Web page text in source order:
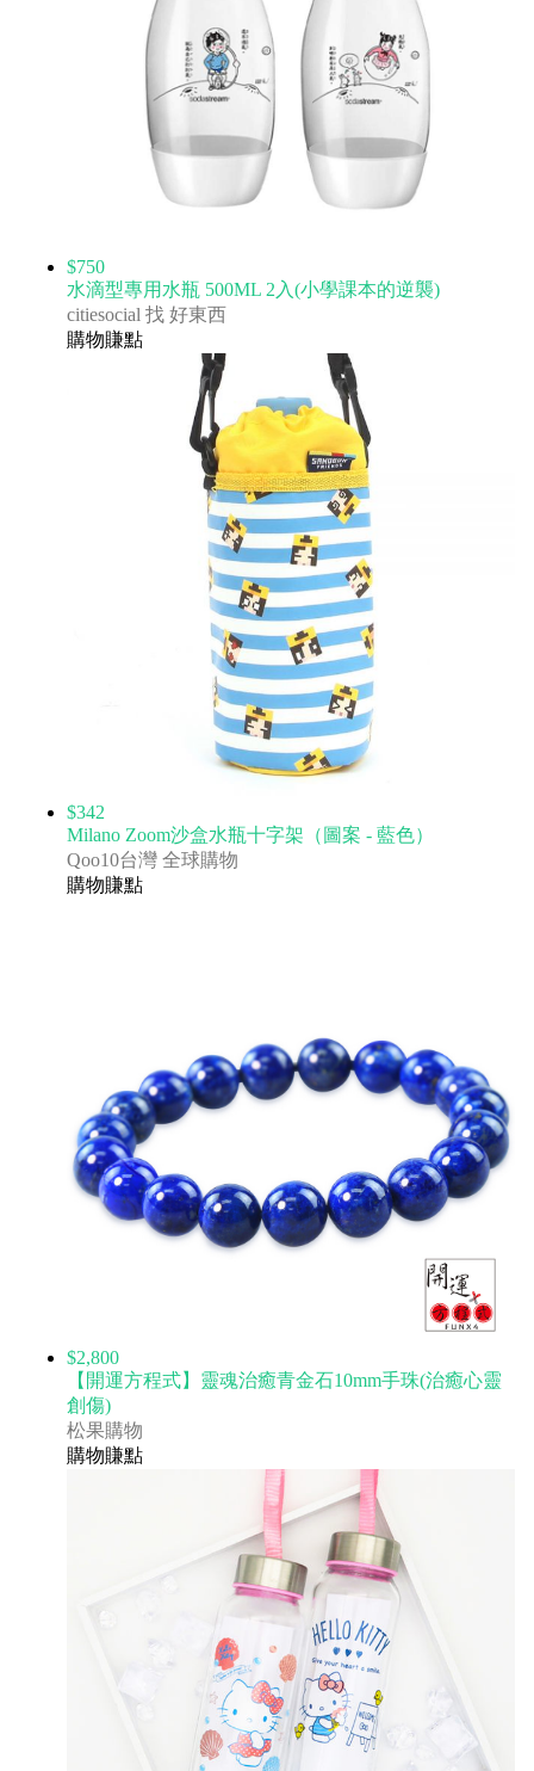
$750
水滴型專用水瓶 500ML 2入(小學課本的逆襲)
citiesocial 找 好東西
購物賺點
$342
Milano Zoom沙盒水瓶十字架（圖案 - 藍色）
Qoo10台灣 全球購物
購物賺點
$2,800
【開運方程式】靈魂治癒青金石10mm手珠(治癒心靈
創傷)
松果購物
購物賺點